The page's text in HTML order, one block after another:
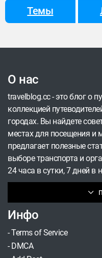
месяцы.
Темы
О нас
travelblog.cc - это блог о
коллекцией
городах. Вы найдете
местах для посещения и
предлагает полезные
выборе транспорта и
24 часа в сутки, 7 дней в
Инфо
-Terms of Service
- DMCA